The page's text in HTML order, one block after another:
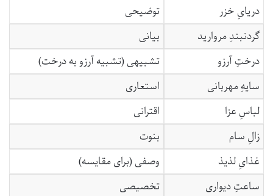
دریایِ خزر
توضیحی
گردنبندِ مروارید
بیانی
درختِ آرزو
تشبیهی (تشبیه آرزو به درخت)
سایهِ مهربانی
استعاری
لباسِ عزا
اقترانی
زالِ سام
بنوت
غذایِ لذیذ
وصفی (برای مقایسه)
ساعتِ دیواری
تخصیصی